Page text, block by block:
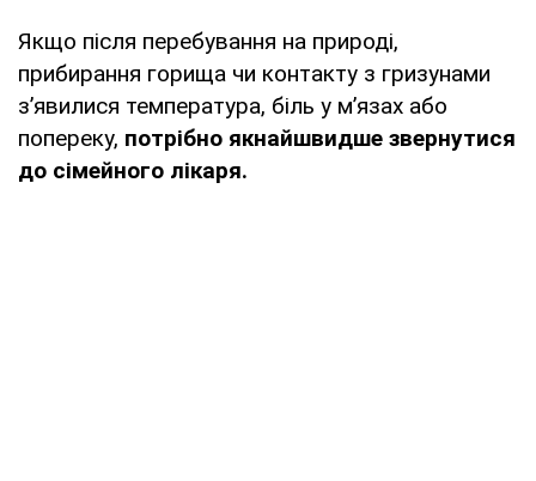
Якщо після перебування на природі,
прибирання горища чи контакту з гризунами
з’явилися температура, біль у м’язах або
попереку, потрібно якнайшвидше звернутися
до сімейного лікаря.